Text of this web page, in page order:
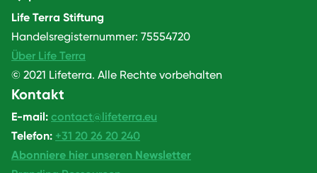
Life Terra Stiftung
Handelsregisternummer: 75554720
Über Life Terra
© 2021 Lifeterra. Alle Rechte vorbehalten
Kontakt
E-mail: contact@lifeterra.eu
Telefon: +31 20 26 20 240
Abonniere hier unseren Newsletter